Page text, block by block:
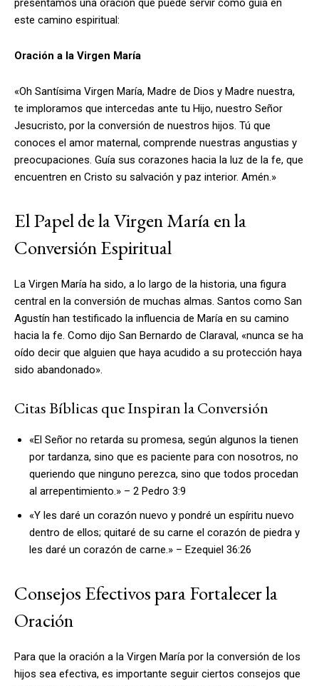
este camino espiritual:
Oración a la Virgen María
«Oh Santísima Virgen María, Madre de Dios y Madre nuestra,
te imploramos que intercedas ante tu Hijo, nuestro Señor
Jesucristo, por la conversión de nuestros hijos. Tú que
conoces el amor maternal, comprende nuestras angustias y
preocupaciones. Guía sus corazones hacia la luz de la fe, que
encuentren en Cristo su salvación y paz interior. Amén.»
El Papel de la Virgen María en la
Conversión Espiritual
La Virgen María ha sido, a lo largo de la historia, una figura
central en la conversión de muchas almas. Santos como San
Agustín han testificado la influencia de María en su camino
hacia la fe. Como dijo San Bernardo de Claraval, «nunca se ha
oído decir que alguien que haya acudido a su protección haya
sido abandonado».
Citas Bíblicas que Inspiran la Conversión
«El Señor no retarda su promesa, según algunos la tienen
por tardanza, sino que es paciente para con nosotros, no
queriendo que ninguno perezca, sino que todos procedan
al arrepentimiento.» – 2 Pedro 3:9
«Y les daré un corazón nuevo y pondré un espíritu nuevo
dentro de ellos; quitaré de su carne el corazón de piedra y
les daré un corazón de carne.» – Ezequiel 36:26
Consejos Efectivos para Fortalecer la
Oración
Para que la oración a la Virgen María por la conversión de los
hijos sea efectiva, es importante seguir ciertos consejos que